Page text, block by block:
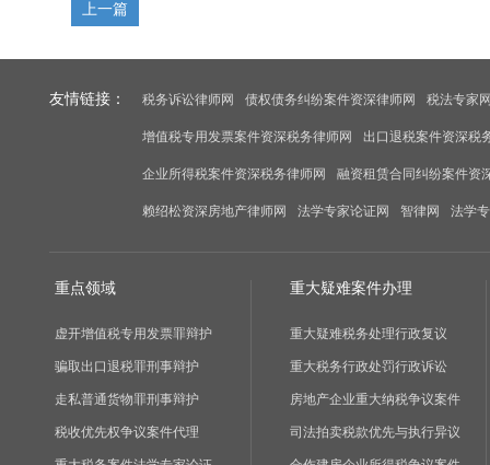
上一篇
友情链接： 税务诉讼律师网 债权债务纠纷案件资深律师网 税法专家
增值税专用发票案件资深税务律师网 出口退税案件资深税
企业所得税案件资深税务律师网 融资租赁合同纠纷案件资
赖绍松资深房地产律师网 法学专家论证网 智律网 法学
重点领域
虚开增值税专用发票罪辩护
骗取出口退税罪刑事辩护
走私普通货物罪刑事辩护
税收优先权争议案件代理
重大疑难案件办理
重大疑难税务处理行政复议
重大税务行政处罚行政诉讼
房地产企业重大纳税争议案件
司法拍卖税款优先与执行异议